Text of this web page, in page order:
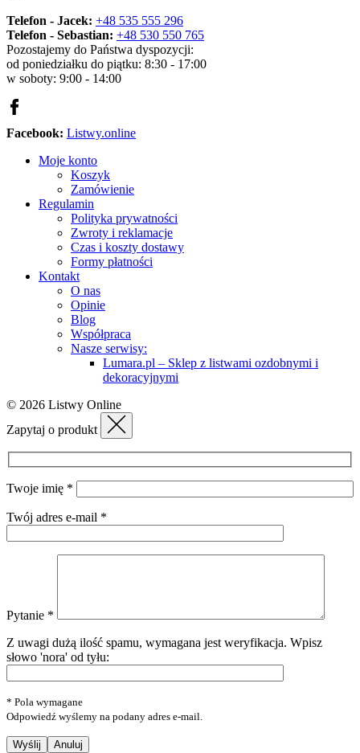
Telefon - Jacek: +48 535 555 296
Telefon - Sebastian: +48 530 550 765
Pozostajemy do Państwa dyspozycji:
od poniedziałku do piątku: 8:30 - 17:00
w soboty: 9:00 - 14:00
Facebook: Listwy.online
Moje konto
Koszyk
Zamówienie
Regulamin
Polityka prywatności
Zwroty i reklamacje
Czas i koszty dostawy
Formy płatności
Kontakt
O nas
Opinie
Blog
Współpraca
Nasze serwisy:
Lumara.pl – Sklep z listwami ozdobnymi i
dekoracyjnymi
© 2026 Listwy Online
Zapytaj o produkt
Twoje imię *
Twój adres e-mail *
Pytanie *
Z uwagi dużą ilość spamu, wymagana jest weryfikacja. Wpisz
słowo 'nora' od tyłu:
* Pola wymagane
Odpowiedź wyślemy na podany adres e-mail.
Anuluj